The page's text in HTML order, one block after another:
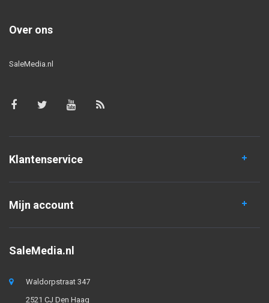
Over ons
SaleMedia.nl
Klantenservice
Mijn account
SaleMedia.nl
Waldorpstraat 347
2521 CJ Den Haag